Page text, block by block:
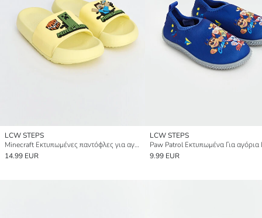
LCW STEPS
Minecraft Εκτυπωμένες παντόφλες για αγόρια
14.99 EUR
LCW STEPS
9.99 EUR